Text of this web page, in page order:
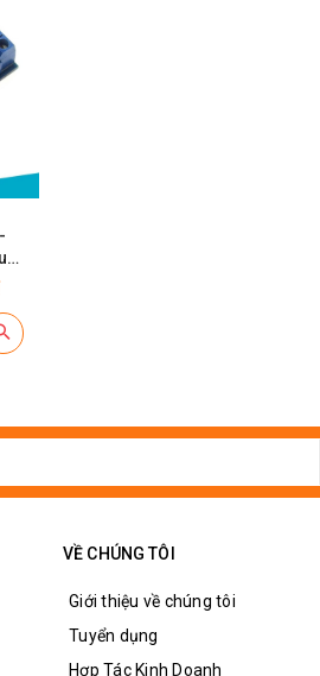
VỀ CHÚNG TÔI
Giới thiệu về chúng tôi
Tuyển dụng
Hợp Tác Kinh Doanh